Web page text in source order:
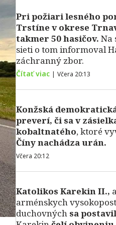
Pri požiari lesného
Trstíne v okrese
takmer 50 hasičov. Na
sieti o tom informoval
záchranný zbor.
Čítať viac | Včera 20:13
Konžská
preverí, či sa v
kobaltnatého, ktoré
Číny nachádza urán.
Včera 20:12
Katolikos Karekin II.,
arménskych
duchovných sa